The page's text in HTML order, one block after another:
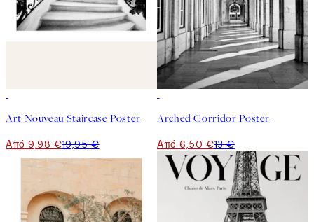
Art Nouveau Staircase Poster
Από 9,98 €19,95 €
Arched Corridor Poster
Από 6,50 €13 €